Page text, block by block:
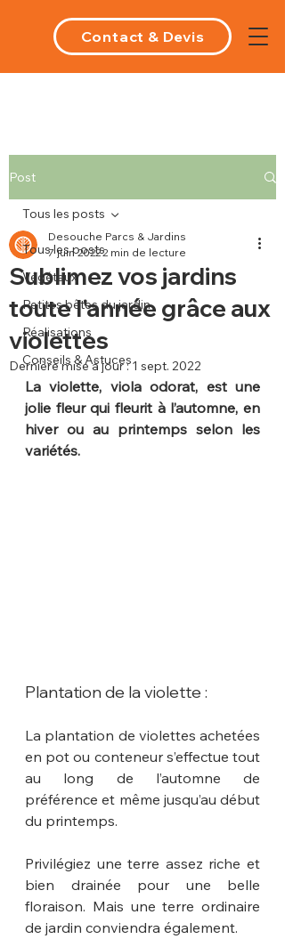
Contact & Devis
Post
Tous les posts
Végétaux
Petites bêtes du jardin
Réalisations
Conseils & Astuces
Tous les posts
Sublimez vos jardins
toute l'année grâce aux
violettes
Desouche Parcs & Jardins
7 juin 20222 min de lecture
Dernière mise à jour :1 sept. 2022
La violette, viola odorat, est une
jolie fleur qui fleurit à l’automne, en
hiver ou au printemps selon les
variétés.
Plantation de la violette :
La plantation de violettes achetées
en pot ou conteneur s’effectue tout
au long de l’automne de
préférence et même jusqu’au début
du printemps.
Privilégiez une terre assez riche et
bien drainée pour une belle
floraison. Mais une terre ordinaire
de jardin conviendra également.